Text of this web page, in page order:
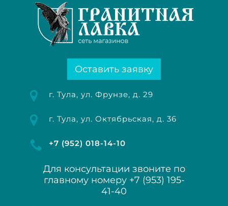
Оставить заявку
г. Тула, ул. Фрунзе, д. 29
г. Тула, ул. Октябрьская, д. 36
+7 (952) 018-14-10
Для консультации звоните по
главному номеру +7 (953) 195-
41-40